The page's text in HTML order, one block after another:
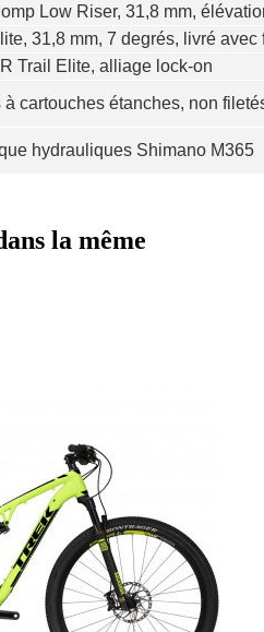
Low Riser, 31,8 mm,
31,8 mm, 7 degrés, livré
Trail Elite, alliage lock-on
à cartouches étanches, non
hydrauliques Shimano M365
la même